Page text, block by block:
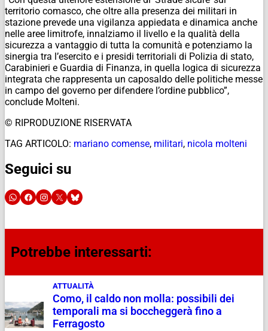
territorio comasco, che oltre alla presenza dei militari in
stazione prevede una vigilanza appiedata e dinamica anche
nelle aree limitrofe, innalziamo il livello e la qualità della
sicurezza a vantaggio di tutta la comunità e potenziamo la
sinergia tra l’esercito e i presidi territoriali di Polizia di stato,
Carabinieri e Guardia di Finanza, in quella logica di sicurezza
integrata che rappresenta un caposaldo delle politiche messe
in campo del governo per difendere l’ordine pubblico”,
conclude Molteni.
© RIPRODUZIONE RISERVATA
TAG ARTICOLO: mariano comense, militari, nicola molteni
Seguici su
Potrebbe interessarti:
ATTUALITÀ
Como, il caldo non molla: possibili dei
temporali ma si boccheggerà fino a
Ferragosto